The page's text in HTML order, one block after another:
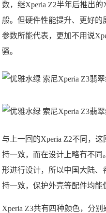
数，继Xperia Z2半年后推出
般。但硬件性能提升、更好
参数所能代表，更加不用说
骚。
与上一回的Xperia Z2不同，
持一致，而在设计上略有不
形进行设计，所以中国大陆
持一致，保护外壳等配件均能
Xperia Z3共有四种颜色，分